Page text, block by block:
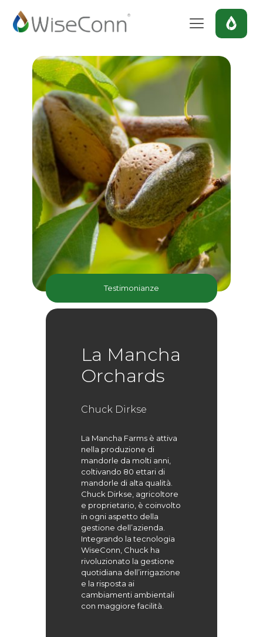
Testimonianze
La Mancha
Orchards
Chuck Dirkse
La Mancha Farms è attiva
nella produzione di
mandorle da molti anni,
coltivando 80 ettari di
mandorle di alta qualità.
Chuck Dirkse, agricoltore
e proprietario, è coinvolto
in ogni aspetto della
gestione dell’azienda.
Integrando la tecnologia
WiseConn, Chuck ha
rivoluzionato la gestione
quotidiana dell’irrigazione
e la risposta ai
cambiamenti ambientali
con maggiore facilità.